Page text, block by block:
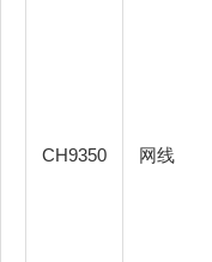
CH9350 网线